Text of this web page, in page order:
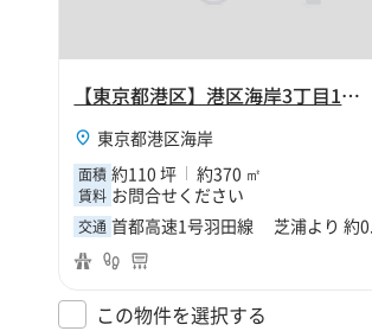
【東京都港区】港区海岸3丁目110坪倉庫
東京都港区海岸
面積 約110 坪 約370 ㎡
賃料 お問合せください
交通 首都高速1号羽田線 芝浦より 約
この物件を選択する